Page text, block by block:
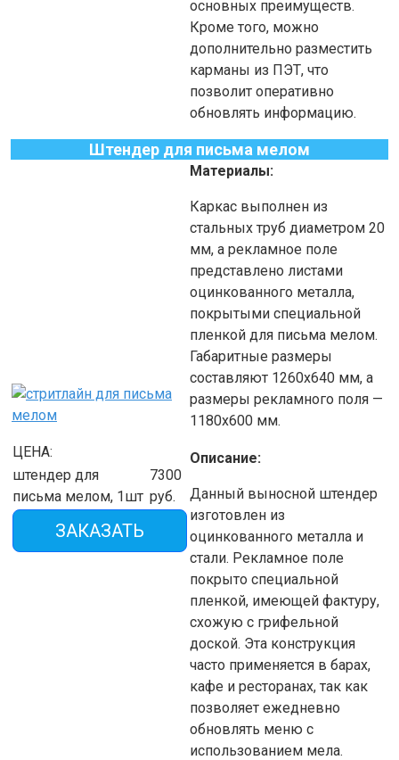
основных преимуществ.
Кроме того, можно
дополнительно разместить
карманы из ПЭТ, что
позволит оперативно
обновлять информацию.
Штендер для письма мелом
ЦЕНА:
штендер для
письма мелом, 1шт
7300
руб.
ЗАКАЗАТЬ
Материалы:
Каркас выполнен из
стальных труб диаметром 20
мм, а рекламное поле
представлено листами
оцинкованного металла,
покрытыми специальной
пленкой для письма мелом.
Габаритные размеры
составляют 1260х640 мм, а
размеры рекламного поля —
1180х600 мм.
Описание:
Данный выносной штендер
изготовлен из
оцинкованного металла и
стали. Рекламное поле
покрыто специальной
пленкой, имеющей фактуру,
схожую с грифельной
доской. Эта конструкция
часто применяется в барах,
кафе и ресторанах, так как
позволяет ежедневно
обновлять меню с
использованием мела.